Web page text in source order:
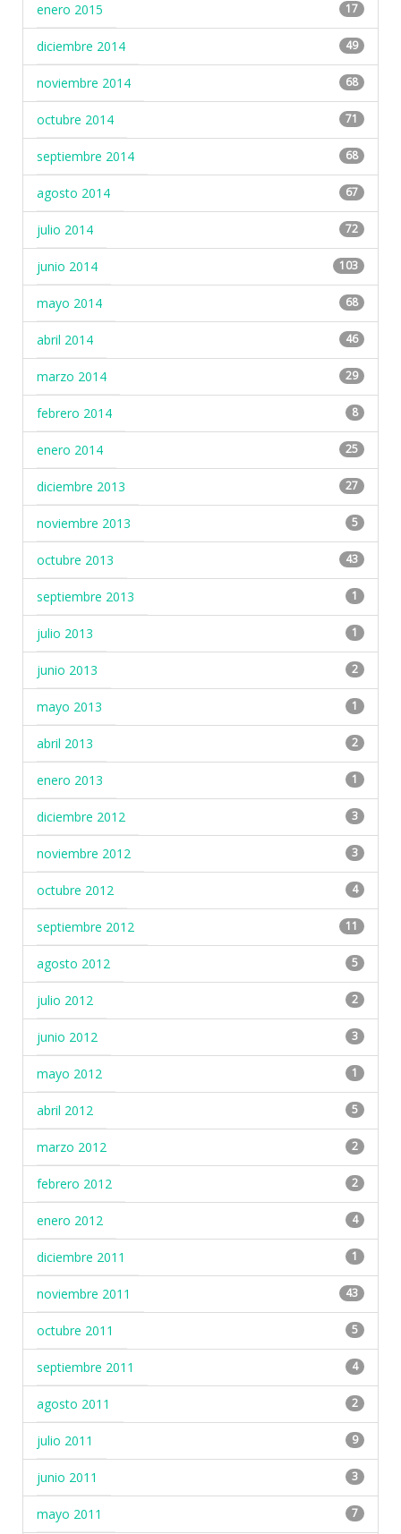
enero 2015
17
diciembre 2014 49
noviembre 2014 68
octubre 2014 71
septiembre 2014 68
agosto 2014 67
julio 2014 72
junio 2014 103
mayo 2014 68
abril 2014 46
marzo 2014 29
febrero 2014 8
enero 2014 25
diciembre 2013 27
noviembre 2013 5
octubre 2013 43
septiembre 2013 1
julio 2013 1
junio 2013 2
mayo 2013 1
abril 2013 2
enero 2013 1
diciembre 2012 3
noviembre 2012 3
octubre 2012 4
septiembre 2012 11
agosto 2012 5
julio 2012 2
junio 2012 3
mayo 2012 1
abril 2012 5
marzo 2012 2
febrero 2012 2
enero 2012 4
diciembre 2011 1
noviembre 2011 43
octubre 2011 5
septiembre 2011 4
agosto 2011 2
julio 2011 9
junio 2011 3
mayo 2011 7